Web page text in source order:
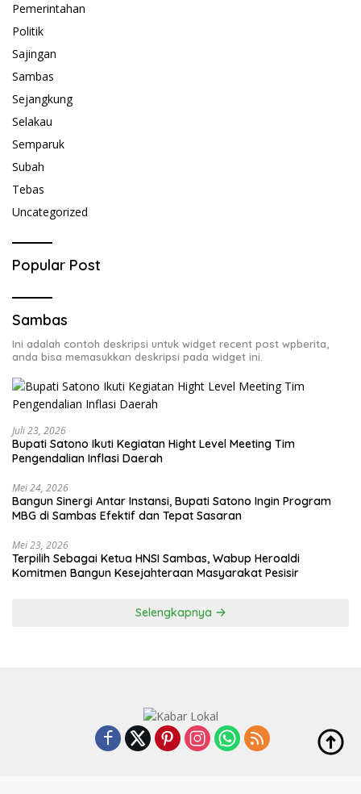
Pemerintahan
Politik
Sajingan
Sambas
Sejangkung
Selakau
Semparuk
Subah
Tebas
Uncategorized
Popular Post
Sambas
Ini adalah contoh deskripsi untuk widget recent post wpberita,
anda bisa memasukkan deskripsi pada widget ini.
Juli 23, 2026
Bupati Satono Ikuti Kegiatan Hight Level Meeting Tim
Pengendalian Inflasi Daerah
Mei 24, 2026
Bangun Sinergi Antar Instansi, Bupati Satono Ingin Program
MBG di Sambas Efektif dan Tepat Sasaran
Mei 23, 2026
Terpilih Sebagai Ketua HNSI Sambas, Wabup Heroaldi
Komitmen Bangun Kesejahteraan Masyarakat Pesisir
Selengkapnya